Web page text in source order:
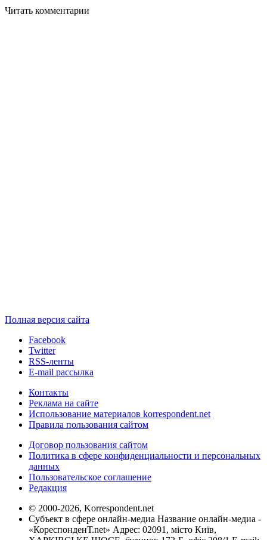
Читать комментарии
Полная версия сайта
Facebook
Twitter
RSS-ленты
E-mail рассылка
Контакты
Реклама на сайте
Использование материалов korrespondent.net
Правила пользования сайтом
Договор пользования сайтом
Политика в сфере конфиденциальности и персональных
данных
Пользовательское соглашение
Редакция
© 2000-2026, Korrespondent.net
Субъект в сфере онлайн-медиа Название онлайн-медиа -
«КореспонденТ.net» Адрес: 02091, місто Київ,